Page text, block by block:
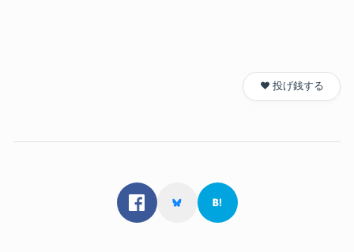
❤️ 投げ銭する